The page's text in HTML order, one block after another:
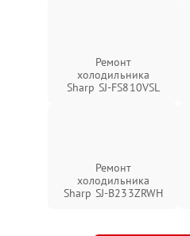
Ремонт
холодильника
Sharp SJ-FS810VSL
Ремонт
холодильника
Sharp SJ-B233ZRWH